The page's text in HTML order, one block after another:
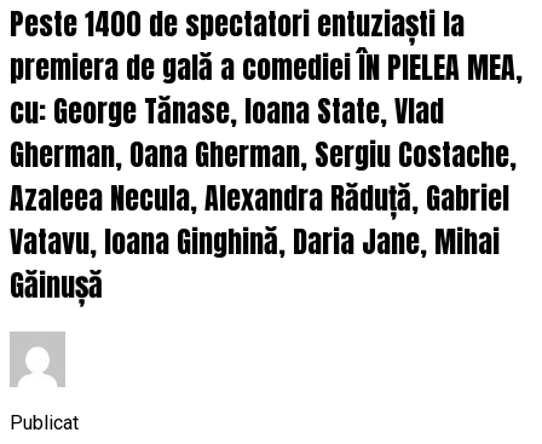
Peste 1400 de spectatori entuziaști la
premiera de gală a comediei ÎN PIELEA MEA,
cu: George Tănase, Ioana State, Vlad
Gherman, Oana Gherman, Sergiu Costache,
Azaleea Necula, Alexandra Răduță, Gabriel
Vatavu, Ioana Ginghină, Daria Jane, Mihai
Găinușă
Publicat